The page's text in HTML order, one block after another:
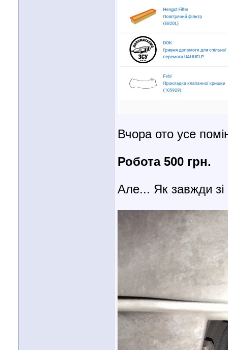
Вчора ото усе
Робота 500 грн.
Але... Як завжди зі